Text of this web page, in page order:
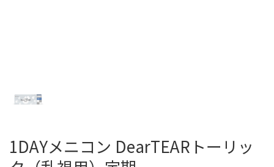
1DAYメニコン DearTEARトーリッ